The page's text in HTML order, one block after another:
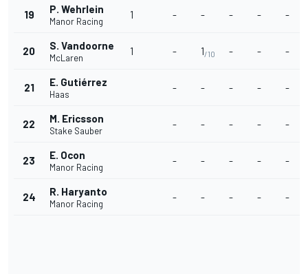
19 P. Wehrlein
Manor Racing
1 - - - - -
20 S. Vandoorne
McLaren
1 - 1/10 - - -
21 E. Gutiérrez
Haas
- - - - -
22 M. Ericsson
Stake Sauber
- - - - -
23 E. Ocon
Manor Racing
- - - - -
24 R. Haryanto
Manor Racing
- - - - -